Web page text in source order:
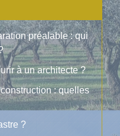
préalable : qui
à un architecte ?
: quelles
?